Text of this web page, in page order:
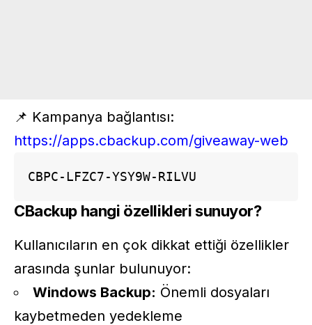
📌 Kampanya bağlantısı:
https://apps.cbackup.com/giveaway-web
CBPC-LFZC7-YSY9W-RILVU
CBackup hangi özellikleri sunuyor?
Kullanıcıların en çok dikkat ettiği özellikler
arasında şunlar bulunuyor:
Windows Backup: Önemli dosyaları
kaybetmeden yedekleme